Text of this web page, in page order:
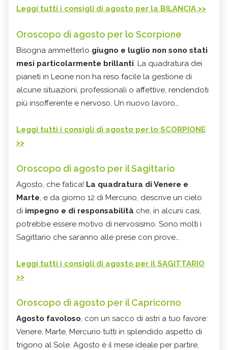
Leggi tutti i consigli di agosto per la BILANCIA >>
Oroscopo di agosto per lo Scorpione
Bisogna ammetterlo giugno e luglio non sono stati
mesi particolarmente brillanti. La quadratura dei
pianeti in Leone non ha reso facile la gestione di
alcune situazioni, professionali o affettive, rendendoti
più insofferente e nervoso. Un nuovo lavoro…
Leggi tutti i consigli di agosto per lo SCORPIONE
>>
Oroscopo di agosto per il Sagittario
Agosto, che fatica! La quadratura di Venere e
Marte, e da giorno 12 di Mercurio, descrive un cielo
di impegno e di responsabilità che, in alcuni casi,
potrebbe essere motivo di nervosismo. Sono molti i
Sagittario che saranno alle prese con prove…
Leggi tutti i consigli di agosto per il SAGITTARIO
>>
Oroscopo di agosto per il Capricorno
Agosto favoloso, con un sacco di astri a tuo favore:
Venere, Marte, Mercurio tutti in splendido aspetto di
trigono al Sole. Agosto è il mese ideale per partire,